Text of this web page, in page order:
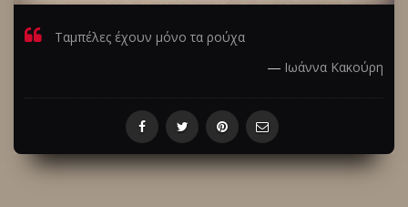
Ταμπέλες έχουν μόνο τα ρούχα
― Ιωάννα Κακούρη